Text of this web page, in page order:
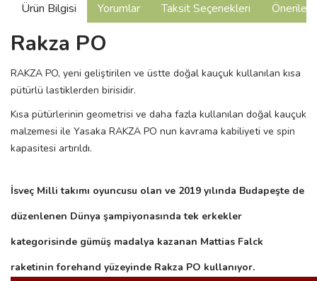
Ürün Bilgisi Yorumlar Taksit Seçenekleri
Rakza PO
RAKZA PO, yeni geliştirilen ve üstte doğal kauçuk kullanılan kısa
pütürlü lastiklerden birisidir.
Kısa pütürlerinin geometrisi ve daha fazla kullanılan doğal kauçuk
malzemesi ile Yasaka RAKZA PO nun kavrama kabiliyeti ve spin
kapasitesi artırıldı.
İsveç Milli takımı oyuncusu olan ve 2019 yılında Budapeşte de
düzenlenen Dünya şampiyonasında tek erkekler
kategorisinde gümüş madalya kazanan Mattias Falck
raketinin forehand yüzeyinde Rakza PO kullanıyor.